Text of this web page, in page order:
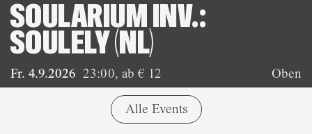
Fr. 4.9.2026 23:00, ab € 12
SOULARIUM INV.:
SOULELY (NL)
Oben
Alle Events